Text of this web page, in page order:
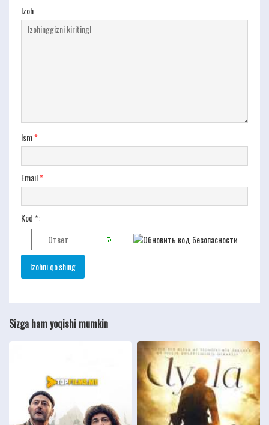
Izoh
Ism*
Email*
Kod *:
Sizga ham yoqishi mumkin